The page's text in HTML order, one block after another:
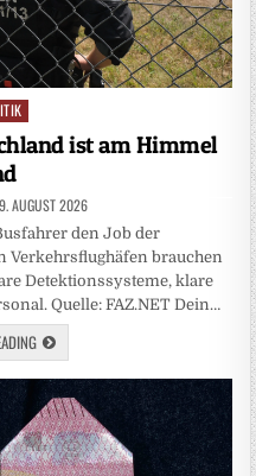
ist am Himmel
AUGUST 2026
den Job der
Verkehrsflughäfen brauchen
Detektionssysteme, klare
Quelle: FAZ.NET Dein…